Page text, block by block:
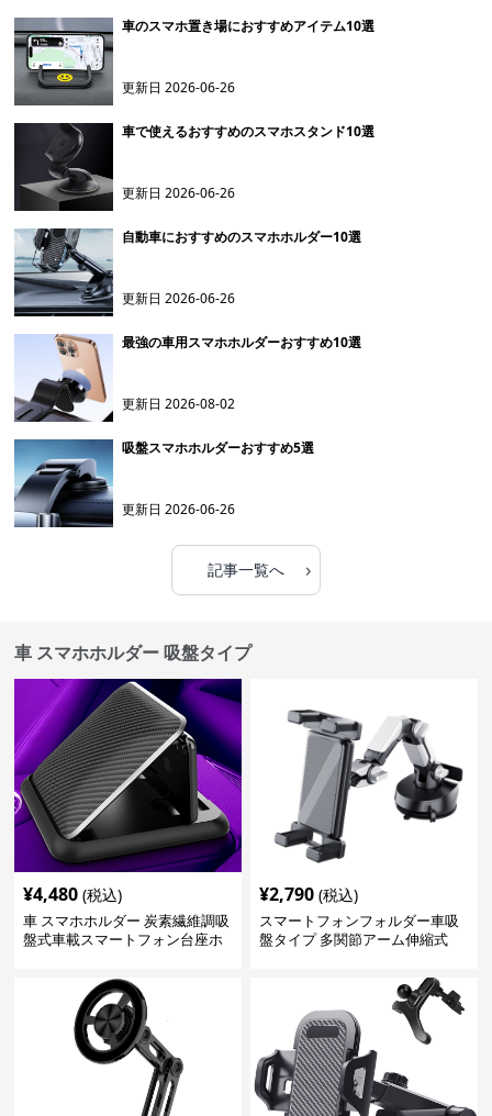
車のスマホ置き場におすすめアイテム10選
更新日2026-06-26
車で使えるおすすめのスマホスタンド10選
更新日2026-06-26
自動車におすすめのスマホホルダー10選
更新日2026-06-26
最強の車用スマホホルダーおすすめ10選
更新日2026-08-02
吸盤スマホホルダーおすすめ5選
更新日2026-06-26
記事一覧へ ›
車 スマホホルダー 吸盤タイプ
¥4,480 (税込)
車 スマホホルダー 炭素繊維調吸
盤式車載スマートフォン台座ホ
¥2,790 (税込)
スマートフォンフォルダー車吸
盤タイプ 多関節アーム伸縮式